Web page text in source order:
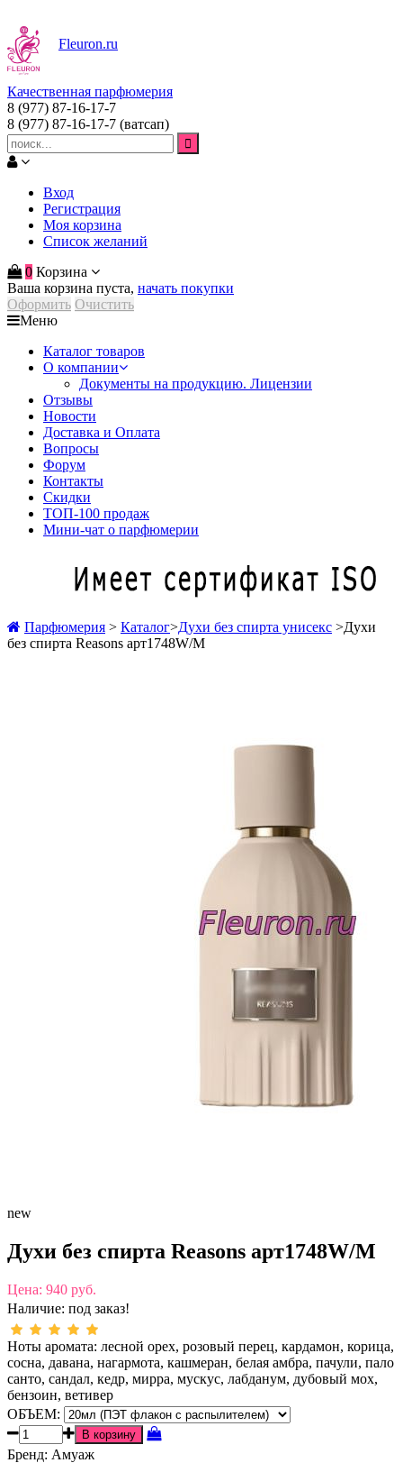
Fleuron.ru
Качественная парфюмерия
8 (977) 87-16-17-7
8 (977) 87-16-17-7 (ватсап)
Вход
Регистрация
Моя корзина
Список желаний
0 Корзина
Ваша корзина пуста, начать покупки
Оформить Очистить
Меню
Каталог товаров
О компании
Документы на продукцию. Лицензии
Отзывы
Новости
Доставка и Оплата
Вопросы
Форум
Контакты
Скидки
ТОП-100 продаж
Мини-чат о парфюмерии
Парфюмерия > Каталог>Духи без спирта унисекс >Духи
без спирта Reasons арт1748W/M
new
Духи без спирта Reasons арт1748W/M
Цена: 940 руб.
Наличие: под заказ!
Ноты аромата: лесной орех, розовый перец, кардамон, корица,
сосна, давана, нагармота, кашмеран, белая амбра, пачули, пало
санто, сандал, кедр, мирра, мускус, лабданум, дубовый мох,
бензоин, ветивер
ОБЪЕМ:
Бренд: Амуаж